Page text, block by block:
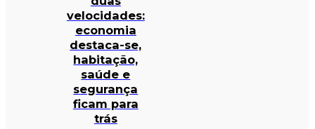
velocidades:
economia
destaca-se,
habitação,
saúde e
segurança
ficam para
trás